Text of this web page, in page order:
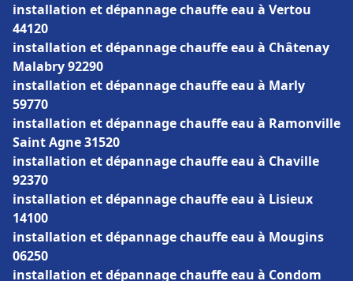
installation et dépannage chauffe eau à Vertou
44120
installation et dépannage chauffe eau à Châtenay
Malabry 92290
installation et dépannage chauffe eau à Marly
59770
installation et dépannage chauffe eau à Ramonville
Saint Agne 31520
installation et dépannage chauffe eau à Chaville
92370
installation et dépannage chauffe eau à Lisieux
14100
installation et dépannage chauffe eau à Mougins
06250
installation et dépannage chauffe eau à Condom